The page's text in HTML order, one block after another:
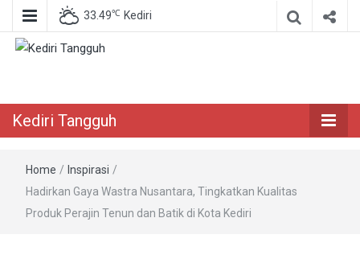
33.49℃ Kediri
Kediri Tangguh
Home / Inspirasi /
Hadirkan Gaya Wastra Nusantara, Tingkatkan Kualitas
Produk Perajin Tenun dan Batik di Kota Kediri